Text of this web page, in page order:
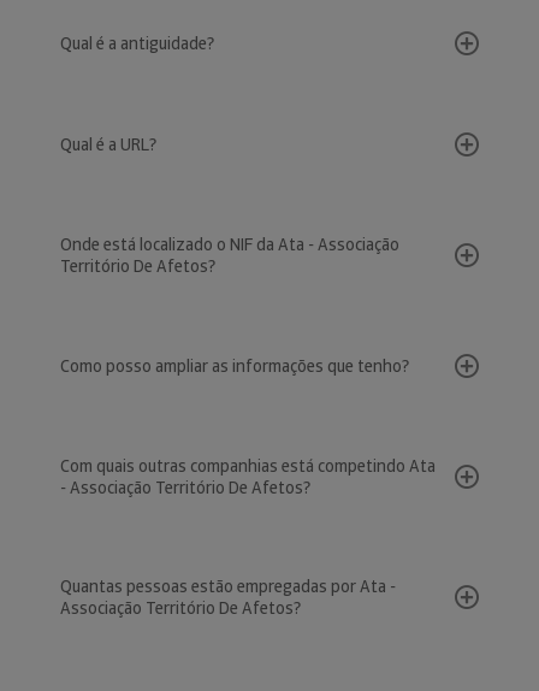
Qual é a antiguidade?
Qual é a URL?
Onde está localizado o NIF da Ata - Associação
Território De Afetos?
Como posso ampliar as informações que tenho?
Com quais outras companhias está competindo Ata
- Associação Território De Afetos?
Quantas pessoas estão empregadas por Ata -
Associação Território De Afetos?